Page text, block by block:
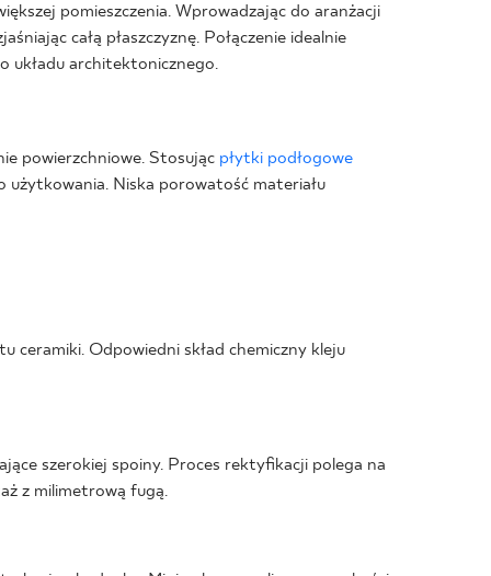
pomieszczenia. Wprowadzając do aranżacji
całą płaszczyznę. Połączenie idealnie
układu architektonicznego.
powierzchniowe. Stosując płytki podłogowe
użytkowania. Niska porowatość materiału
ceramiki. Odpowiedni skład chemiczny kleju
szerokiej spoiny. Proces rektyfikacji polega na
z milimetrową fugą.